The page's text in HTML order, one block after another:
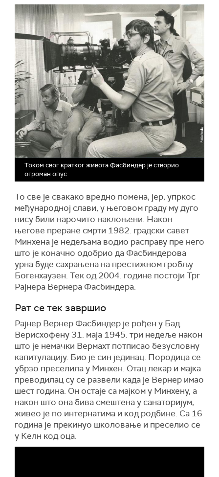
Током свог кратког живота Фасбиндер je створио
огроман опус
То све је свакако вредно помена, јер, упркос
међународној слави, у његовом граду му дуго
нису били нарочито наклоњени. Након
његове преране смрти 1982. градски савет
Минхена је недељама водио расправу пре него
што је коначно одобрио да Фасбиндерова
урна буде сахрањена на престижном гробљу
Богенхаузен. Тек од 2004. године постоји Трг
Раjнера Вернера Фасбиндера.
Рат се тек завршио
Рајнер Вернер Фасбиндер је рођен у Бад
Верисхофену 31. маја 1945. три недеље након
што је немачки Вермахт потписао безусловну
капитулацију. Био је син јединац. Породица се
убрзо преселила у Минхен. Отац лекар и мајка
преводилац су се развели када је Вернер имао
шест година. Он остаје са мајком у Минхену, а
након што она бива смештена у санаторијум,
живео је по интернатима и код родбине. Са 16
година је прекинуо школовање и преселио се
у Келн код оца.